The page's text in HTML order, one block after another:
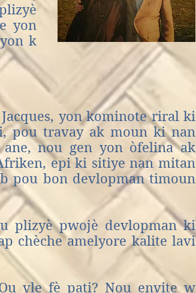
yon
k
yon kominote riral ki
pou travay ak moun ki nan
nou gen yon òfelina ak
epi ki sitiye nan mitan
pou bon devlopman timoun
plizyè pwojè devlopman ki
chèche amelyore kalite lavi
vle fè pati? Nou envite w